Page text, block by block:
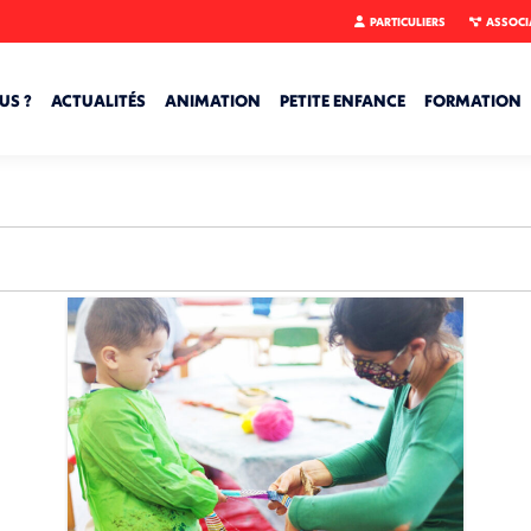
PARTICULIERS
? ACTUALITÉS ANIMATION PETITE ENFANCE FORMATION